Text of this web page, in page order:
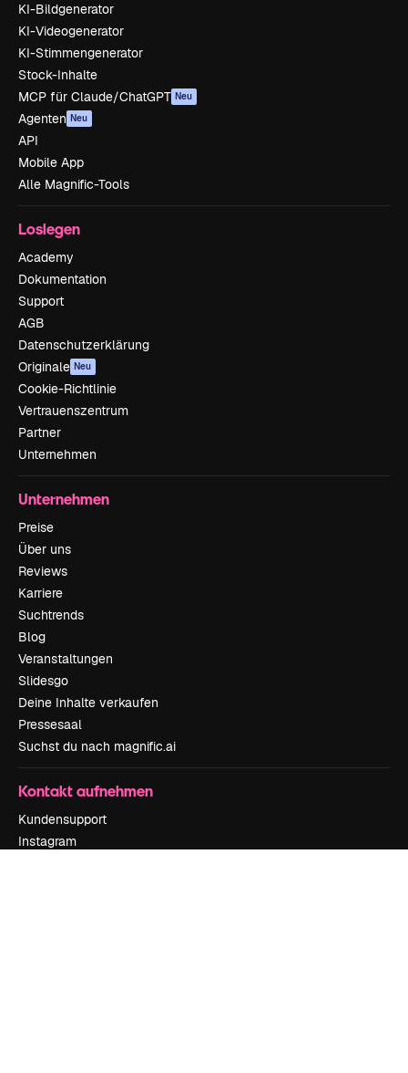
KI-Bildgenerator
KI-Videogenerator
KI-Stimmengenerator
Stock-Inhalte
MCP für Claude/ChatGPT Neu
Agenten Neu
API
Mobile App
Alle Magnific-Tools
Loslegen
Academy
Dokumentation
Support
AGB
Datenschutzerklärung
Originale Neu
Cookie-Richtlinie
Vertrauenszentrum
Partner
Unternehmen
Unternehmen
Preise
Über uns
Reviews
Karriere
Suchtrends
Blog
Veranstaltungen
Slidesgo
Deine Inhalte verkaufen
Pressesaal
Suchst du nach magnific.ai
Kontakt aufnehmen
Kundensupport
Instagram